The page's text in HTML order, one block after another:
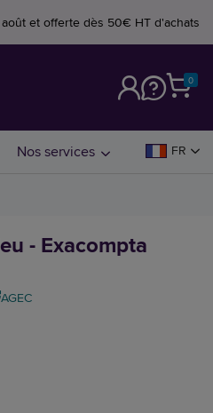
et offerte dès 50€ HT d'achats
0
Nos services FR
- Exacompta
AGEC